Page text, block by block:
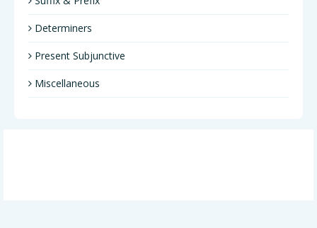
Determiners
Present Subjunctive
Miscellaneous